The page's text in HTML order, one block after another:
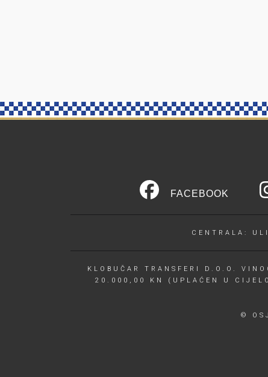
FACEBOOK
CENTRALA:
KLOBUČAR TRANSFERI D.O.O.
20.000,00 KN (UPLAĆEN U
©